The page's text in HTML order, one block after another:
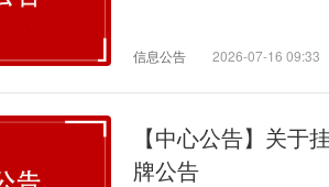
信息公告 2026-07-16 09:33
【中心公告】关于
牌公告